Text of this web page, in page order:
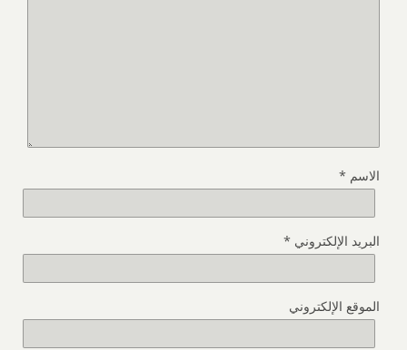
الاسم *
البريد الإلكتروني *
الموقع الإلكتروني